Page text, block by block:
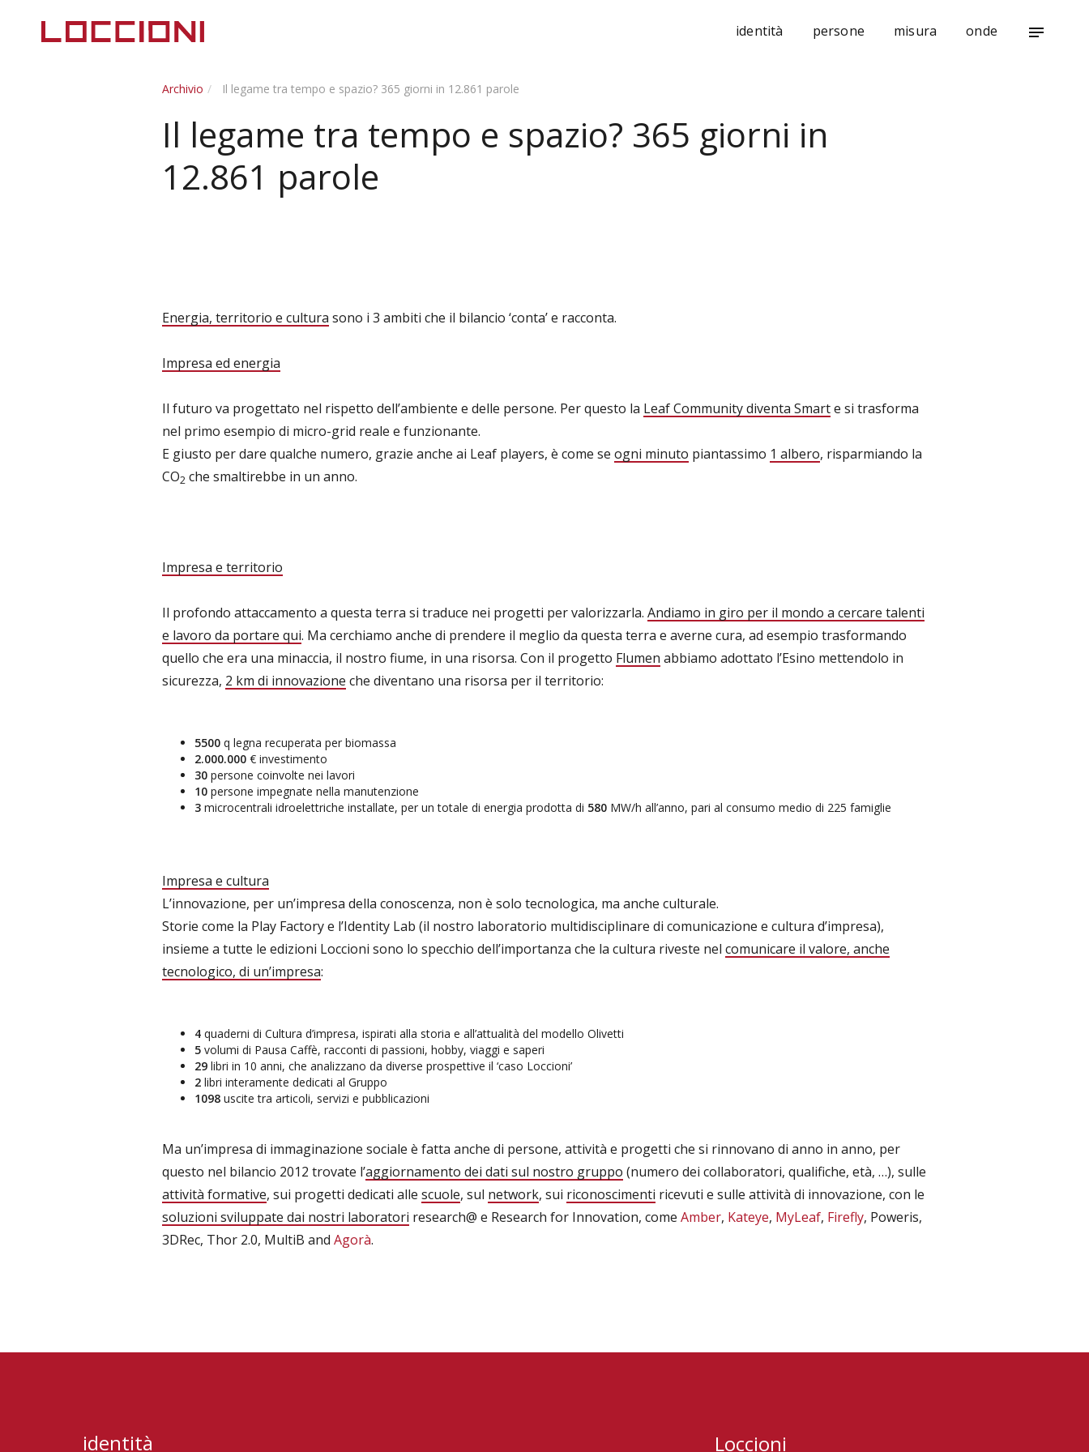
identità persone misura onde notes
Archivio Il legame tra tempo e spazio? 365 giorni in 12.861 parole
Il legame tra tempo e spazio? 365 giorni in
12.861 parole
Energia, territorio e cultura sono i 3 ambiti che il bilancio ‘conta’ e racconta.
Impresa ed energia
Il futuro va progettato nel rispetto dell’ambiente e delle persone. Per questo la Leaf Community diventa Smarte si trasforma
nel primo esempio di micro-grid reale e funzionante.
E giusto per dare qualche numero, grazie anche ai Leaf players, è come se ogni minuto piantassimo 1 albero, risparmiando la
CO2 che smaltirebbe in un anno.
Impresa e territorio
Il profondo attaccamento a questa terra si traduce nei progetti per valorizzarla. Andiamo in giro per il mondo a cercare talenti
e lavoro da portare qui. Ma cerchiamo anche di prendere il meglio da questa terra e averne cura, ad esempio trasformando
quello che era una minaccia, il nostro fiume, in una risorsa. Con il progetto Flumen abbiamo adottato l’Esino mettendolo in
sicurezza, 2 km di innovazione che diventano una risorsa per il territorio:
5500q legna recuperata per biomassa
2.000.000€ investimento
30persone coinvolte nei lavori
10persone impegnate nella manutenzione
3microcentrali idroelettriche installate, per un totale di energia prodotta di 580MW/h all’anno, pari al consumo medio di 225 famiglie
Impresa e cultura
L’innovazione, per un’impresa della conoscenza, non è solo tecnologica, ma anche culturale.
Storie come la Play Factory e l’Identity Lab (il nostro laboratorio multidisciplinare di comunicazione e cultura d’impresa),
insieme a tutte le edizioni Loccioni sono lo specchio dell’importanza che la cultura riveste nel comunicare il valore, anche
tecnologico, di un’impresa:
4quaderni di Cultura d’impresa, ispirati alla storia e all’attualità del modello Olivetti
5volumi di Pausa Caffè, racconti di passioni, hobby, viaggi e saperi
29libri in 10 anni, che analizzano da diverse prospettive il ‘caso Loccioni’
2libri interamente dedicati al Gruppo
1098uscite tra articoli, servizi e pubblicazioni
Ma un’impresa di immaginazione sociale è fatta anche di persone, attività e progetti che si rinnovano di anno in anno, per
questo nel bilancio 2012 trovate l’aggiornamento dei dati sul nostro gruppo (numero dei collaboratori, qualifiche, età, …), sulle
attività formative, sui progetti dedicati alle scuole, sul network, sui riconoscimenti ricevuti e sulle attività di innovazione, con le
soluzioni sviluppate dai nostri laboratori research@ e Research for Innovation, come Amber, Kateye, MyLeaf, Firefly, Poweris,
3DRec, Thor 2.0, MultiB and Agorà.
identità Loccioni